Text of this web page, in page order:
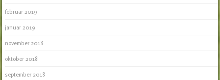
februar 2019
januar 2019
november 2018
oktober 2018
september 2018